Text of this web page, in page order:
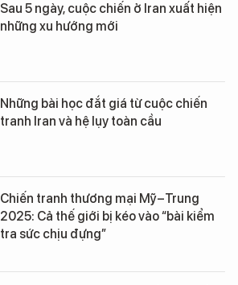
Sau 5 ngày, cuộc chiến ở Iran xuất hiện
những xu hướng mới
Những bài học đắt giá từ cuộc chiến
tranh Iran và hệ lụy toàn cầu
Chiến tranh thương mại Mỹ–Trung
2025: Cả thế giới bị kéo vào “bài kiểm
tra sức chịu đựng”